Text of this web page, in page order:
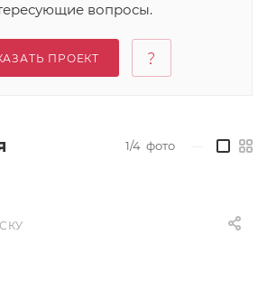
вопросы.
ПРОЕКТ
1/4 фото